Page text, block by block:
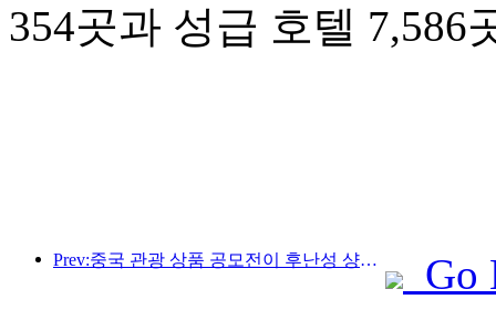
354곳과 성급 호텔 7,586
Prev:중국 관광 상품 공모전이 후난성 샹탄에서 성공적으로 개최되었습니다.
Go